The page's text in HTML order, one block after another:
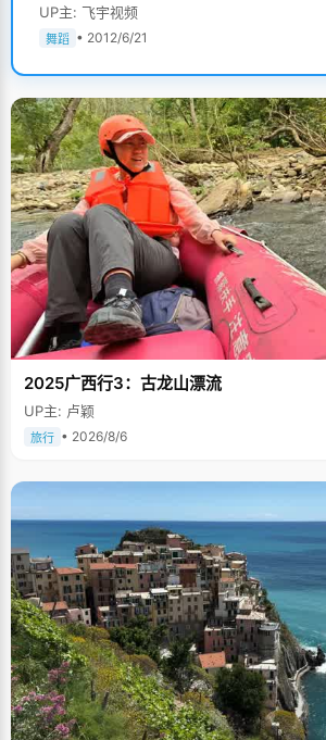
UP主: 飞宇视频
舞蹈 • 2012/6/21
2025广西行3：古龙山漂流
UP主: 卢颖
旅行 • 2026/8/6